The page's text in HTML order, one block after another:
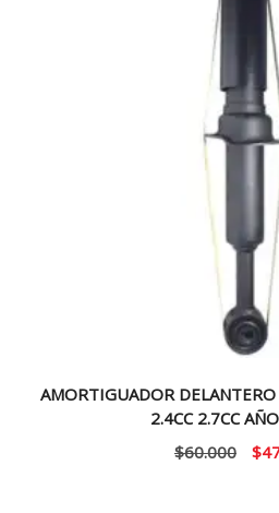
AMORTIGUADOR
2.4CC 2.7CC
$60.000
El
$